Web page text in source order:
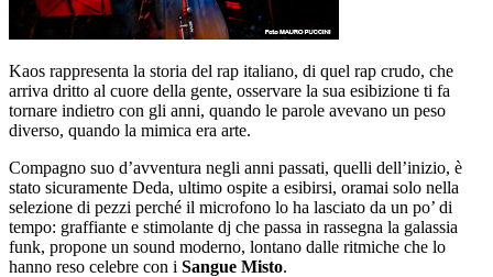
Kaos rappresenta la storia del rap italiano, di quel rap crudo, che
arriva dritto al cuore della gente, osservare la sua esibizione ti fa
tornare indietro con gli anni, quando le parole avevano un peso
diverso, quando la mimica era arte.
Compagno suo d’avventura negli anni passati, quelli dell’inizio, è
stato sicuramente Deda, ultimo ospite a esibirsi, oramai solo nella
selezione di pezzi perché il microfono lo ha lasciato da un po’ di
tempo: graffiante e stimolante dj che passa in rassegna la galassia
funk, propone un sound moderno, lontano dalle ritmiche che lo
hanno reso celebre con i Sangue Misto.